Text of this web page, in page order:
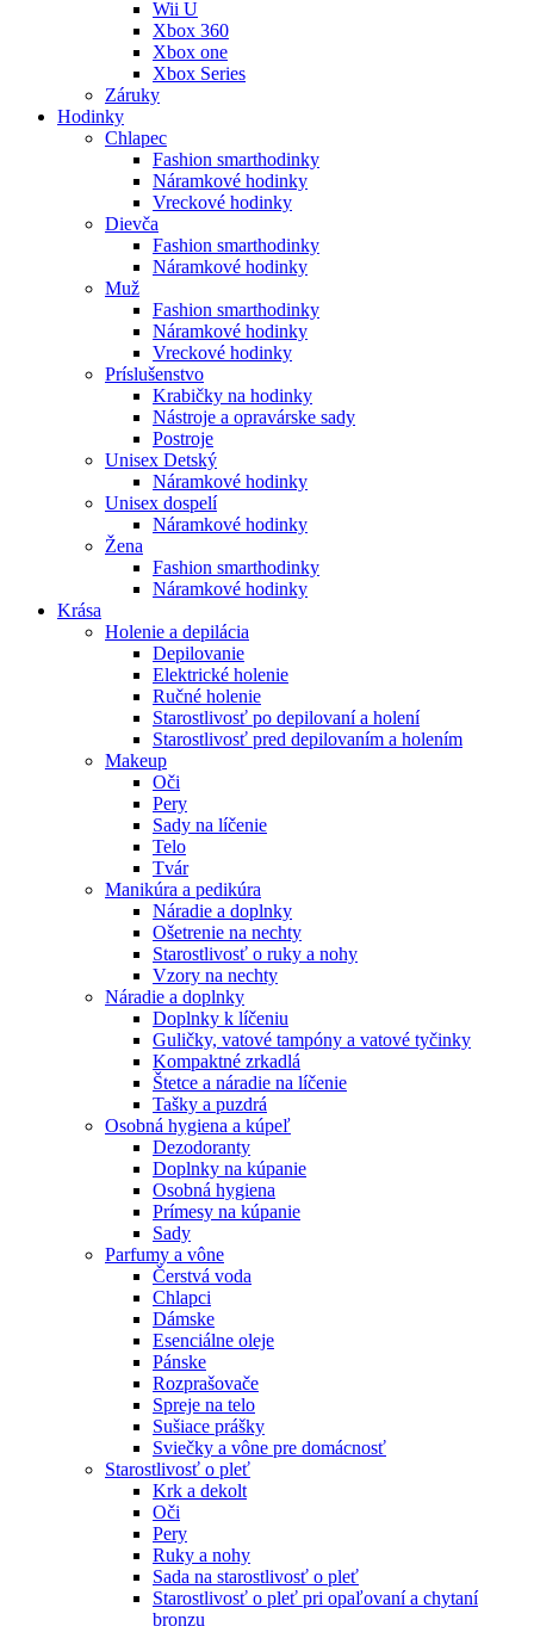
Wii U
Xbox 360
Xbox one
Xbox Series
Záruky
Hodinky
Chlapec
Fashion smarthodinky
Náramkové hodinky
Vreckové hodinky
Dievča
Fashion smarthodinky
Náramkové hodinky
Muž
Fashion smarthodinky
Náramkové hodinky
Vreckové hodinky
Príslušenstvo
Krabičky na hodinky
Nástroje a opravárske sady
Postroje
Unisex Detský
Náramkové hodinky
Unisex dospelí
Náramkové hodinky
Žena
Fashion smarthodinky
Náramkové hodinky
Krása
Holenie a depilácia
Depilovanie
Elektrické holenie
Ručné holenie
Starostlivosť po depilovaní a holení
Starostlivosť pred depilovaním a holením
Makeup
Oči
Pery
Sady na líčenie
Telo
Tvár
Manikúra a pedikúra
Náradie a doplnky
Ošetrenie na nechty
Starostlivosť o ruky a nohy
Vzory na nechty
Náradie a doplnky
Doplnky k líčeniu
Guličky, vatové tampóny a vatové tyčinky
Kompaktné zrkadlá
Štetce a náradie na líčenie
Tašky a puzdrá
Osobná hygiena a kúpeľ
Dezodoranty
Doplnky na kúpanie
Osobná hygiena
Prímesy na kúpanie
Sady
Parfumy a vône
Čerstvá voda
Chlapci
Dámske
Esenciálne oleje
Pánske
Rozprašovače
Spreje na telo
Sušiace prášky
Sviečky a vône pre domácnosť
Starostlivosť o pleť
Krk a dekolt
Oči
Pery
Ruky a nohy
Sada na starostlivosť o pleť
Starostlivosť o pleť pri opaľovaní a chytaní
bronzu